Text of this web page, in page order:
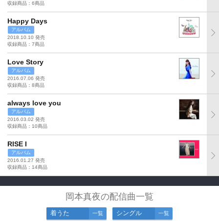
収録商品：6商品
Happy Days
アルバム
2018.10.10 発売
収録商品：7商品
Love Story
アルバム
2016.07.06 発売
収録商品：8商品
always love you
アルバム
2016.03.02 発売
収録商品：10商品
RISE I
アルバム
2016.01.27 発売
収録商品：14商品
岡本真夜の配信曲一覧
着うた 一覧 シングル 一覧